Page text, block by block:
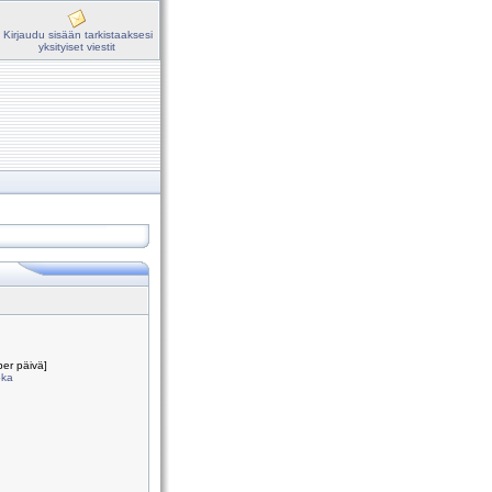
Kirjaudu sisään tarkistaaksesi
yksityiset viestit
päivä]